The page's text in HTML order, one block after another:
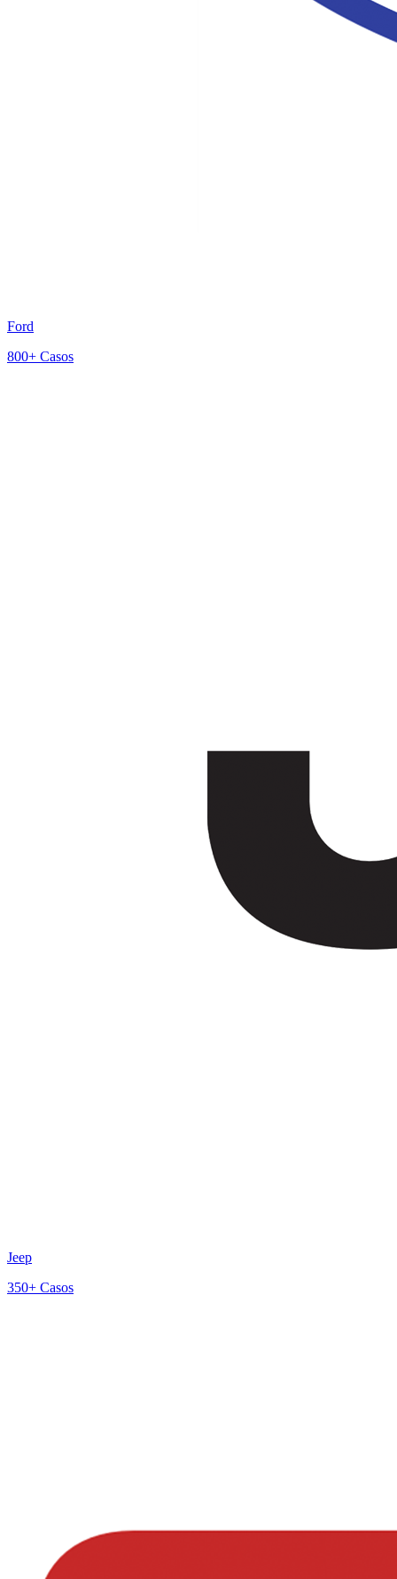
Ford
800+ Casos
Jeep
350+ Casos